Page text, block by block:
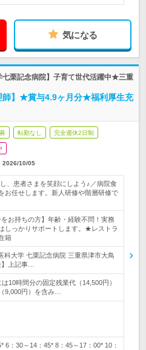
気になる
七栗記念病院】子育て世代活躍中★三重
師】★賞与4.9ヶ月分★福利厚生充
転勤なし 完全週休2日制
2026/10/05
、患者さまを笑顔にしよう♪／病院食
お任せします。新人研修や階層研修で
をお持ちの方】年齢・経験不問！実務
しっかりサポートします。★レストラ
籍
科大学 七栗記念病院 三重県津市大鳥
上記事…
10時間分の固定残業代（14,500円）
9,000円）を含み…
6：30～14：45* 8：45～17：00* 10：